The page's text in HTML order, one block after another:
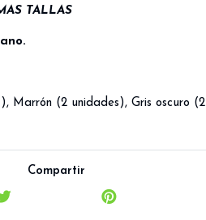
TALLAS
Marrón (2 unidades), Gris oscuro (2
Compartir